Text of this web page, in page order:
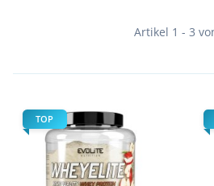
Artikel 1 - 3
TOP